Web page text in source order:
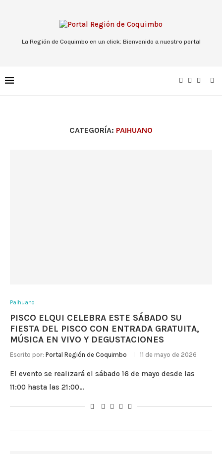
La Región de Coquimbo en un click: Bienvenido a nuestro portal
CATEGORÍA: PAIHUANO
Paihuano
PISCO ELQUI CELEBRA ESTE SÁBADO SU
FIESTA DEL PISCO CON ENTRADA GRATUITA,
MÚSICA EN VIVO Y DEGUSTACIONES
Escrito por: Portal Región de Coquimbo 11 de mayo de 2026
El evento se realizará el sábado 16 de mayo desde las
11:00 hasta las 21:00…